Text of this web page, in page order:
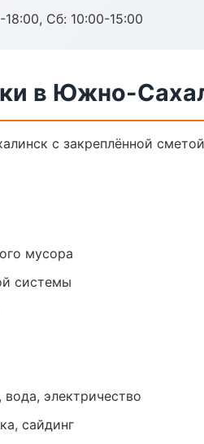
Сб: 10:00-15:00
в Южно-
с закреплённой
мусора
системы
электричество
сайдинг